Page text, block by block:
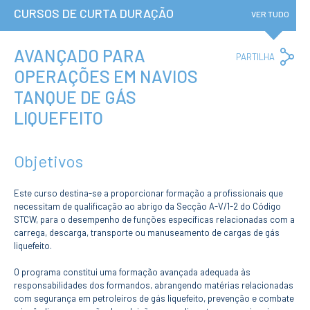
A3ES
Política de
Avaliação e
Qualidade
Identidade de
Marca
Protocolos
Contratação
Pública
Campus
Notícias
Agenda
Centenário ENIDH
de Habilitações
Estrangeiras
CURSOS DE CURTA DURAÇÃO VER TUDO
AVANÇADO PARA
OPERAÇÕES EM NAVIOS
TANQUE DE GÁS
LIQUEFEITO
PARTILHA
Objetivos
Este curso destina-se a proporcionar formação a profissionais que
necessitam de qualificação ao abrigo da Secção A-V/1-2 do Código
STCW, para o desempenho de funções específicas relacionadas com a
carrega, descarga, transporte ou manuseamento de cargas de gás
liquefeito.
O programa constitui uma formação avançada adequada às
responsabilidades dos formandos, abrangendo matérias relacionadas
com segurança em petroleiros de gás liquefeito, prevenção e combate